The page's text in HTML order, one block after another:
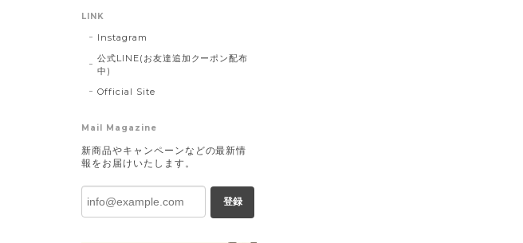
LINK
Instagram
公式LINE(お友達追加クーポン配布
中)
Official Site
Mail Magazine
新商品やキャンペーンなどの最新情
報をお届けいたします。
登録